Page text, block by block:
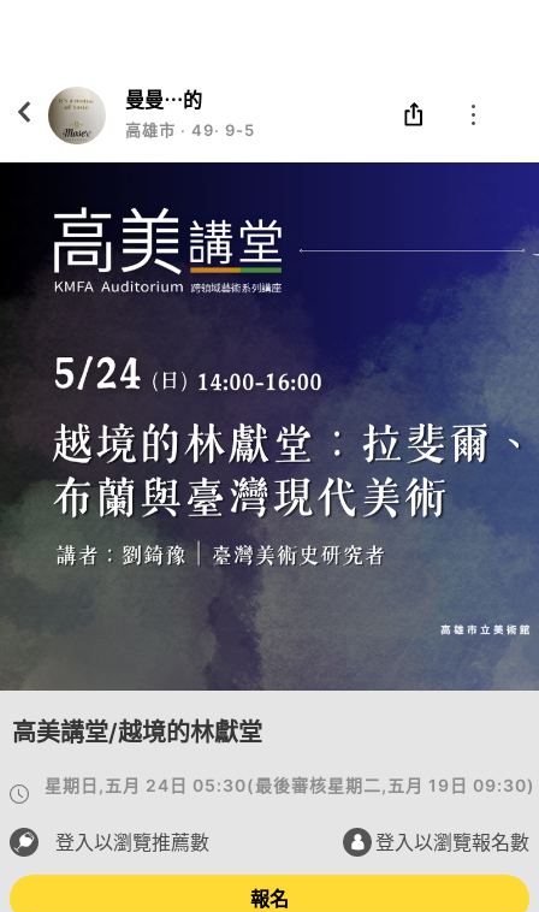
曼曼⋯的
高雄市 ‧ 49‧ 9-5/weekends off
高美講堂/越境的林獻堂
星期日,五月 24日 05:30(最後審核星期二,五月 19日 09:30)
登入以瀏覽推薦數 登入以瀏覽報名數
報名